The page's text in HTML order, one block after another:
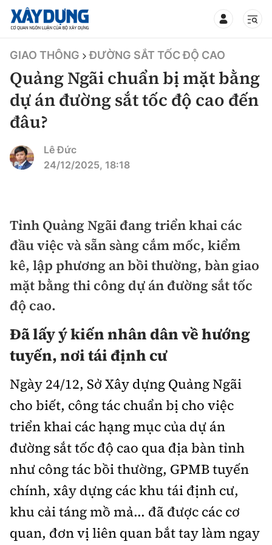
TIN BỘ XÂY DỰNG
CHUYÊN MỤC
Mới nhất
Chính trị
Xã hội
Chuyện dọc đường
Cải chính
Xây dựng
Chỉ đạo điều hành
Quy hoạch kiến trúc
Giám định chất lượng
Quản lý đô thị
Giao thông
Quản lý
Đường bộ
Hàng không
Đường sắt
Đăng kiểm
Đường sắt tốc độ cao
Đường thủy
Hàng hải
Đường sắt đô thị
Kinh tế
Thị trường
Tài chính
Chứng khoán
Bảo hiểm
Doanh nghiệp
Pháp luật
Thanh tra
An ninh hình sự
Điều tra
Pháp đình
Hỏi - Đáp
Giao thông 24h
ATGT địa phương
Văn hóa giao thông
Lái xe an toàn
Chung tay vì ATGT
Chất lượng sống
Y tế
Đời sống
Lao động - Công đoàn
Văn hóa - Giải Trí
Văn hóa
Showbiz
Điện ảnh
Thể thao
Bóng đá
Bình luận
Công nghệ
GIAO THÔNG ĐƯỜNG SẮT TỐC ĐỘ CAO
Quảng Ngãi chuẩn bị mặt bằng
dự án đường sắt tốc độ cao đến
đâu?
Lê Đức
24/12/2025, 18:18
Tỉnh Quảng Ngãi đang triển khai các
đầu việc và sẵn sàng cắm mốc, kiểm
kê, lập phương an bồi thường, bàn giao
mặt bằng thi công dự án đường sắt tốc
độ cao.
Đã lấy ý kiến nhân dân về hướng
tuyến, nơi tái định cư
Ngày 24/12, Sở Xây dựng Quảng Ngãi
cho biết, công tác chuẩn bị cho việc
triển khai các hạng mục của dự án
đường sắt tốc độ cao qua địa bàn tỉnh
như công tác bồi thường, GPMB tuyến
chính, xây dựng các khu tái định cư,
khu cải táng mồ mả... đã được các cơ
quan, đơn vị liên quan bắt tay làm ngay